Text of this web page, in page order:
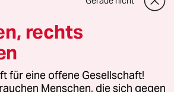
Vertriebs GmbH
rechtlichen Fragen oder für Genehmigungen
lizenzen@taz.de
rechts
für eine offene Gesellschaft!
Menschen, die sich gegen